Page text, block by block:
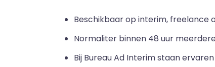
Beschikbaar op interim, freelance
Normaliter binnen 48 uur
Bij Bureau Ad Interim staan ervaren